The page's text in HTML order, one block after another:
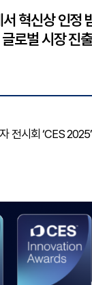
혁신상 인정
로벌 시장 진
전시회 ‘CES